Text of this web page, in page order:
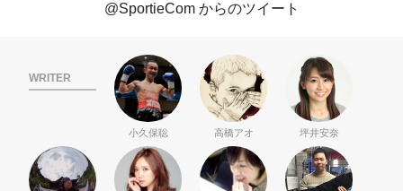
@SportieCom からのツイート
WRITER
小久保聡 高橋アオ 坪井安奈